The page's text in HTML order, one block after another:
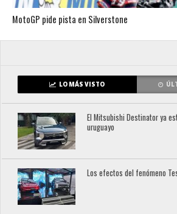
MotoGP pide pista en Silverstone
LO MÁS VISTO
El Mitsubishi Destinator ya
uruguayo
Los efectos del fenómeno